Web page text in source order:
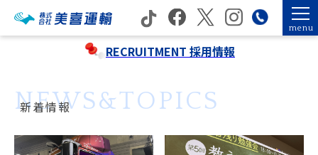
menu
RECRUITMENT 採用情報
NEWS&TOPICS
新着情報